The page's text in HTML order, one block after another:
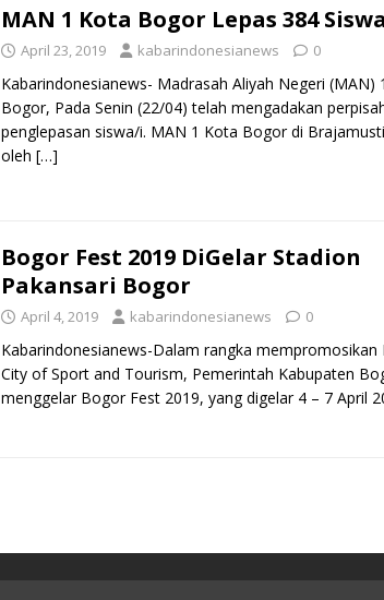
MAN 1 Kota Bogor Lepas 384 Siswa
April 23, 2019 kabarindonesianews 0
Kabarindonesianews- Madrasah Aliyah Negeri (MAN)
Bogor, Pada Senin (22/04) telah mengadakan
penglepasan siswa/i. MAN 1 Kota Bogor di
oleh […]
Bogor Fest 2019 DiGelar Stadion
Pakansari Bogor
April 4, 2019 kabarindonesianews 0
Kabarindonesianews-Dalam rangka mempromosikan
City of Sport and Tourism, Pemerintah Kabupaten
menggelar Bogor Fest 2019, yang digelar 4 – 7 April